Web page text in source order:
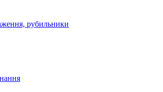
рубильники